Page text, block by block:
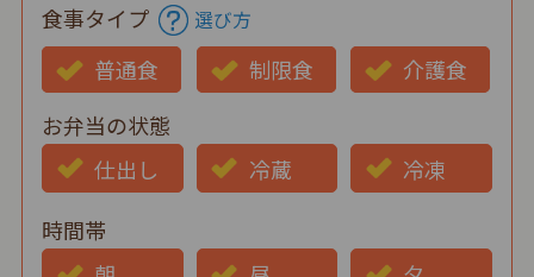
食事タイプ 選び方
普通食 制限食
介護食
お弁当の状態
仕出し
冷蔵
冷凍
時間帯